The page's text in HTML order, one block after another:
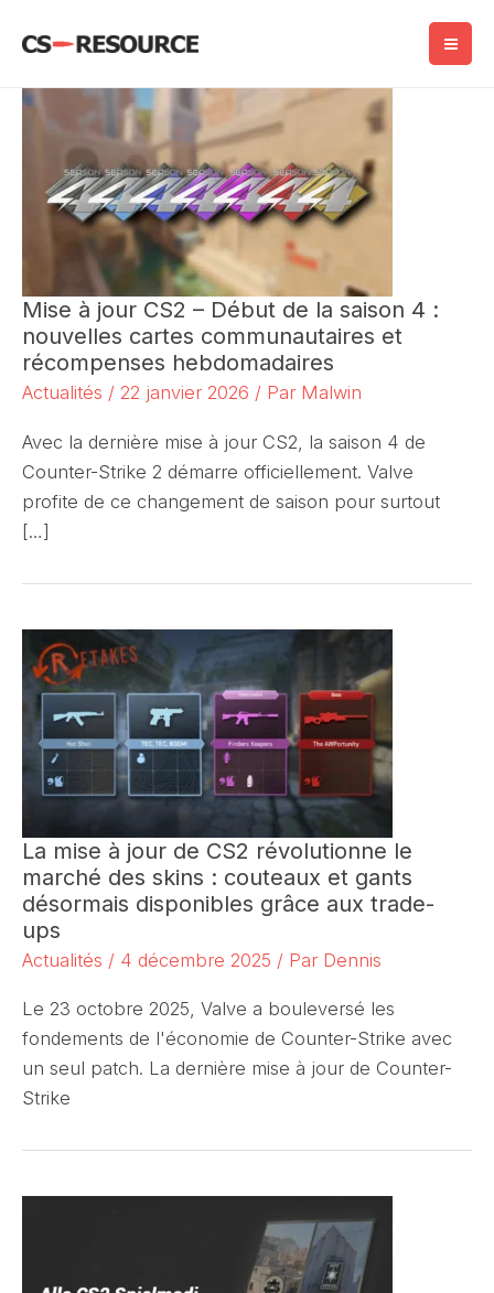
Mise à jour CS2 – Début de la saison 4 :
nouvelles cartes communautaires et
récompenses hebdomadaires
Actualités / 22 janvier 2026 / Par Malwin
Avec la dernière mise à jour CS2, la saison 4 de
Counter-Strike 2 démarre officiellement. Valve
profite de ce changement de saison pour surtout
[…]
La mise à jour de CS2 révolutionne le
marché des skins : couteaux et gants
désormais disponibles grâce aux trade-
ups
Actualités / 4 décembre 2025 / Par Dennis
Le 23 octobre 2025, Valve a bouleversé les
fondements de l'économie de Counter-Strike avec
un seul patch. La dernière mise à jour de Counter-
Strike